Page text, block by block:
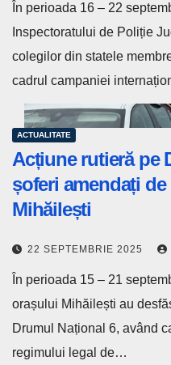
În perioada 16 – 22
Inspectoratului de Poliție
colegilor din statele
cadrul campaniei
ACTUALITATE
Acțiune rutieră pe
șoferi amendați
Mihăilești
22 SEPTEMBRIE 2025
În perioada 15 – 21
orașului Mihăilești au
Drumul Național 6, având
regimului legal de…